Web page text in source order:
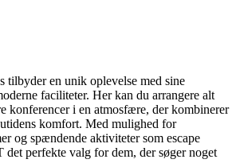
en unik oplevelse med sine
faciliteter. Her kan du arrangere alt
konferencer i en atmosfære, der kombinerer
komfort. Med mulighed for
og spændende aktiviteter som escape
perfekte valg for dem, der søger noget